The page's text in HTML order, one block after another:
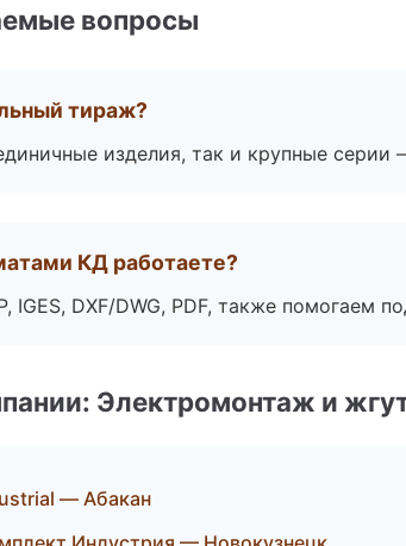
вопросы
тираж?
изделия, так и крупные серии
КД работаете?
IGES, DXF/DWG, PDF, также помогаем
Электромонтаж и
— Абакан